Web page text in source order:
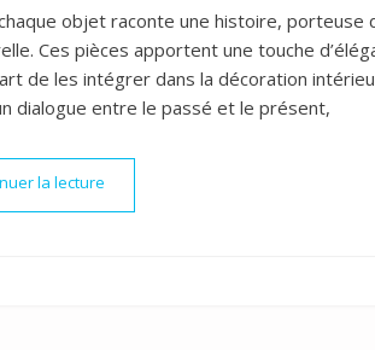
objet raconte une histoire, porteuse
Ces pièces apportent une touche
de les intégrer dans la décoration
dialogue entre le passé et le présent,